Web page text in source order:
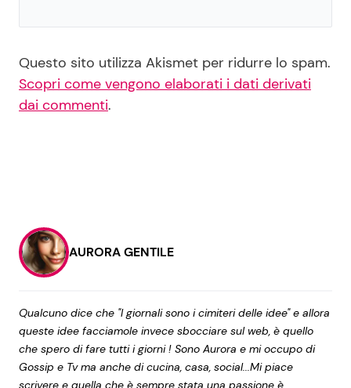
Questo sito utilizza Akismet per ridurre lo spam.
Scopri come vengono elaborati i dati derivati
dai commenti.
AURORA GENTILE
Qualcuno dice che "I giornali sono i cimiteri delle idee" e allora
queste idee facciamole invece sbocciare sul web, è quello
che spero di fare tutti i giorni ! Sono Aurora e mi occupo di
Gossip e Tv ma anche di cucina, casa, social...Mi piace
scrivere e quella che è sempre stata una passione è